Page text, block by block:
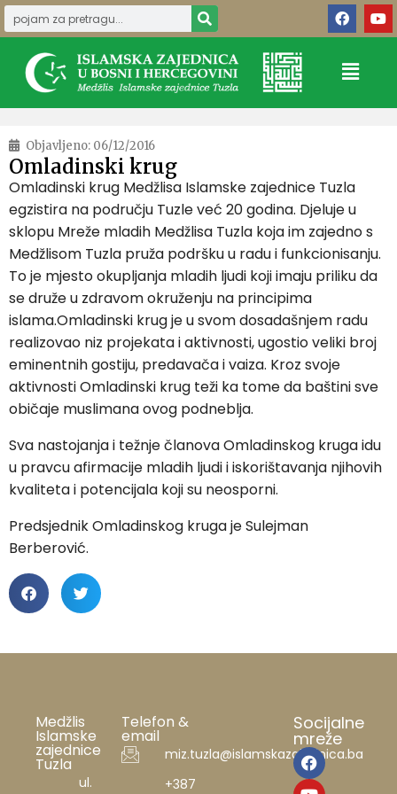
Objavljeno: 06/12/2016
Omladinski krug
Omladinski krug Medžlisa Islamske zajednice Tuzla
egzistira na području Tuzle već 20 godina. Djeluje u
sklopu Mreže mladih Medžlisa Tuzla koja im zajedno s
Medžlisom Tuzla pruža podršku u radu i funkcionisanju.
To je mjesto okupljanja mladih ljudi koji imaju priliku da
se druže u zdravom okruženju na principima
islama.Omladinski krug je u svom dosadašnjem radu
realizovao niz projekata i aktivnosti, ugostio veliki broj
eminentnih gostiju, predavača i vaiza. Kroz svoje
aktivnosti Omladinski krug teži ka tome da baštini sve
običaje muslimana ovog podneblja.
Sva nastojanja i težnje članova Omladinskog kruga idu
u pravcu afirmacije mladih ljudi i iskorištavanja njihovih
kvaliteta i potencijala koji su neosporni.
Predsjednik Omladinskog kruga je Sulejman
Berberović.
Medžlis
Islamske
zajednice
Tuzla
ul.
Telefon &
email
miz.tuzla@islamskazajednica.ba
+387
Socijalne
mreže